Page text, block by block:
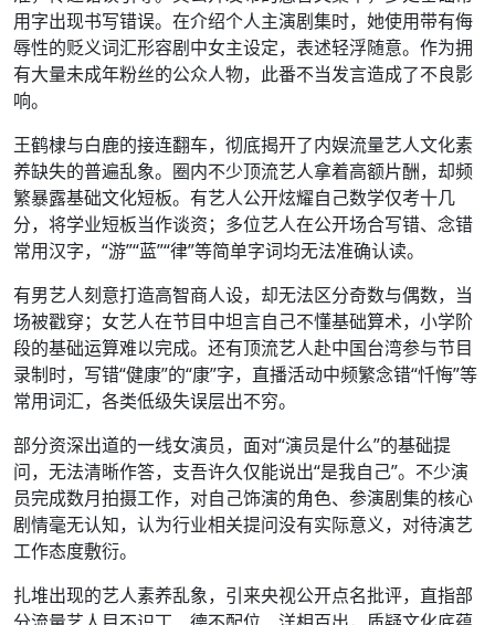
用字出现书写错误。在介绍个人主演剧集时，她使用带有侮
辱性的贬义词汇形容剧中女主设定，表述轻浮随意。作为拥
有大量未成年粉丝的公众人物，此番不当发言造成了不良影
响。
王鹤棣与白鹿的接连翻车，彻底揭开了内娱流量艺人文化素
养缺失的普遍乱象。圈内不少顶流艺人拿着高额片酬，却频
繁暴露基础文化短板。有艺人公开炫耀自己数学仅考十几
分，将学业短板当作谈资；多位艺人在公开场合写错、念错
常用汉字，“游”“蓝”“律”等简单字词均无法准确认读。
有男艺人刻意打造高智商人设，却无法区分奇数与偶数，当
场被戳穿；女艺人在节目中坦言自己不懂基础算术，小学阶
段的基础运算难以完成。还有顶流艺人赴中国台湾参与节目
录制时，写错“健康”的“康”字，直播活动中频繁念错“忏悔”等
常用词汇，各类低级失误层出不穷。
部分资深出道的一线女演员，面对“演员是什么”的基础提
问，无法清晰作答，支吾许久仅能说出“是我自己”。不少演
员完成数月拍摄工作，对自己饰演的角色、参演剧集的核心
剧情毫无认知，认为行业相关提问没有实际意义，对待演艺
工作态度敷衍。
扎堆出现的艺人素养乱象，引来央视公开点名批评，直指部